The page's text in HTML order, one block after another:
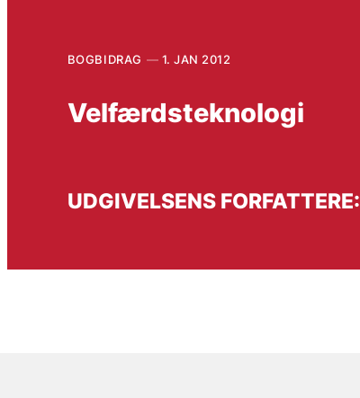
BOGBIDRAG 1. JAN 2012
Velfærdsteknologi
UDGIVELSENS FORFATTERE: